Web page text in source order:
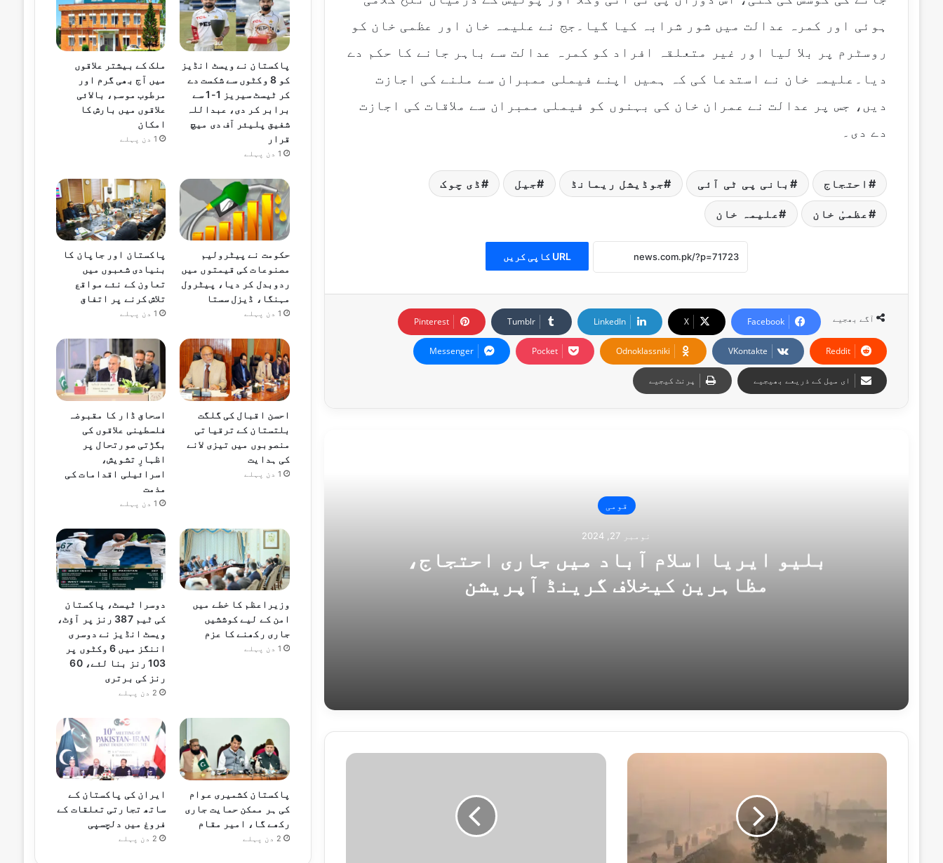
ہوئی اور کمرہ عدالت میں شور شرابہ کیا گیا۔جج نے علیمہ خان اور عظمی خان کو
روسٹرم پر بلا لیا اور غیر متعلقہ افراد کو کمرہ عدالت سے باہر جانے کا حکم دے
دیا۔علیمہ خان نے استدعا کی کہ ہمیں اپنے فیملی ممبران سے ملنے کی اجازت
دیں، جس پر عدالت نے عمران خان کی بہنوں کو فیملی ممبران سے ملاقات کی اجازت
دے دی۔
احتجاج بانی پی ٹی آئی جوڈیشل ریمانڈ جیل ڈی چوک
عظمیٰ خان علیمہ خان
URL کاپی کریں
آگے بھجیے Facebook
X
LinkedIn
Tumblr
Pinterest
Reddit
VKontakte
Odnoklassniki
Pocket
Messenger
ای میل کے ذریعے بھیجیے پرنٹ کیجیے
قومی
نومبر 27, 2024
بلیو ایریا اسلام آباد میں جاری احتجاج،
مظاہرین کیخلاف گرینڈ آپریشن
بانی پی ٹی آئی نے مذاکرات کیلئے اسٹیبلشمنٹ کا ہی کہا ہے،
د
م
پاکستان نے ویسٹ انڈیز
کو 8 وکٹوں سے شکست دے
کر ٹیسٹ سیریز 1-1 سے
برابر کر دی، عبداللہ
شفیق پلیئر آف دی میچ
قرار
1 دن پہلے
ملک کے بیشتر علاقوں
میں آج بھی گرم اور
مرطوب موسم، بالائی
علاقوں میں بارش کا
امکان
1 دن پہلے
حکومت نے پیٹرولیم
مصنوعات کی قیمتوں میں
ردوبدل کر دیا، پیٹرول
مہنگا، ڈیزل سستا
1 دن پہلے
پاکستان اور جاپان کا
بنیادی شعبوں میں
تعاون کے نئے مواقع
تلاش کرنے پر اتفاق
1 دن پہلے
احسن اقبال کی گلگت
بلتستان کے ترقیاتی
منصوبوں میں تیزی لانے
کی ہدایت
1 دن پہلے
اسحاق ڈار کا مقبوضہ
فلسطینی علاقوں کی
بگڑتی صورتحال پر
اظہارِ تشویش،
اسرائیلی اقدامات کی
مذمت
1 دن پہلے
وزیراعظم کا خطے میں
امن کے لیے کوششیں
جاری رکھنے کا عزم
1 دن پہلے
دوسرا ٹیسٹ، پاکستان
کی ٹیم 387 رنز پر آؤٹ،
ویسٹ انڈیز نے دوسری
اننگز میں 6 وکٹوں پر
103 رنز بنا لئے، 60
رنز کی برتری
2 دن پہلے
پاکستان کشمیری عوام
کی ہر ممکن حمایت جاری
رکھے گا، امیر مقام
2 دن پہلے
ایران کی پاکستان کے
ساتھ تجارتی تعلقات کے
فروغ میں دلچسپی
2 دن پہلے